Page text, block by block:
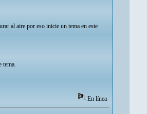
al aire por eso inicie un tema en este
tema.
En línea